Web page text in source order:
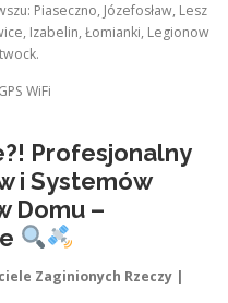
Piaseczno, Józefosław, Lesz
Izabelin, Łomianki, Legionow
WiFi
Profesjonalny
i Systemów
Domu –
Zaginionych Rzeczy |